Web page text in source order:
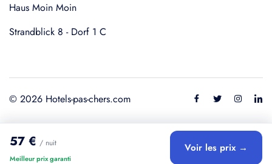
57 € / nuit
Meilleur prix garanti
Voir les prix →
Haus Moin Moin
Strandblick 8 - Dorf 1 C
© 2026 Hotels-pas-chers.com